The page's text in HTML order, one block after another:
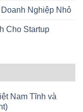
Nghiệp Nhỏ
Cho Startup
Nam Tĩnh và